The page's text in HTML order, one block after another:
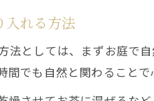
造園業の健康維
体力を支える造
長く続けられる
入れる方法
法としては、まずお庭で
でも自然と関わることで